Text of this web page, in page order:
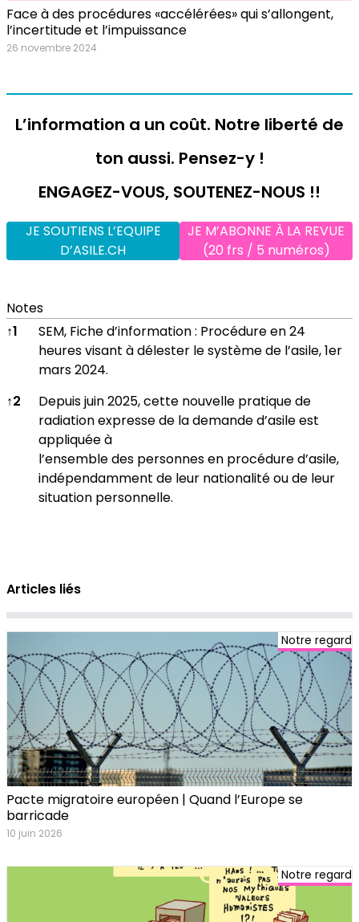
Face à des procédures «accélérées» qui s’allongent,
l’incertitude et l’impuissance
26 novembre 2024
L’information a un coût. Notre liberté de
ton aussi. Pensez-y !
ENGAGEZ-VOUS, SOUTENEZ-NOUS !!
JE SOUTIENS L’EQUIPE
D’ASILE.CH
JE M’ABONNE À LA REVUE
(20 frs / 5 numéros)
Notes
Notes
↑1
SEM, Fiche d’information : Procédure en 24
heures visant à délester le système de l’asile, 1er
mars 2024.
↑2
Depuis juin 2025, cette nouvelle pratique de
radiation expresse de la demande d’asile est
appliquée à
l’ensemble des personnes en procédure d’asile,
indépendamment de leur nationalité ou de leur
situation personnelle.
Articles liés
Notre regard
Pacte migratoire européen | Quand l’Europe se
barricade
10 juin 2026
Notre regard